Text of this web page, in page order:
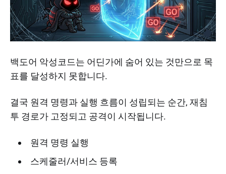
백도어 악성코드는 어딘가에 숨어 있는 것만으로 목
표를 달성하지 못합니다.
결국 원격 명령과 실행 흐름이 성립되는 순간, 재침
투 경로가 고정되고 공격이 시작됩니다.
원격 명령 실행
스케줄러/서비스 등록